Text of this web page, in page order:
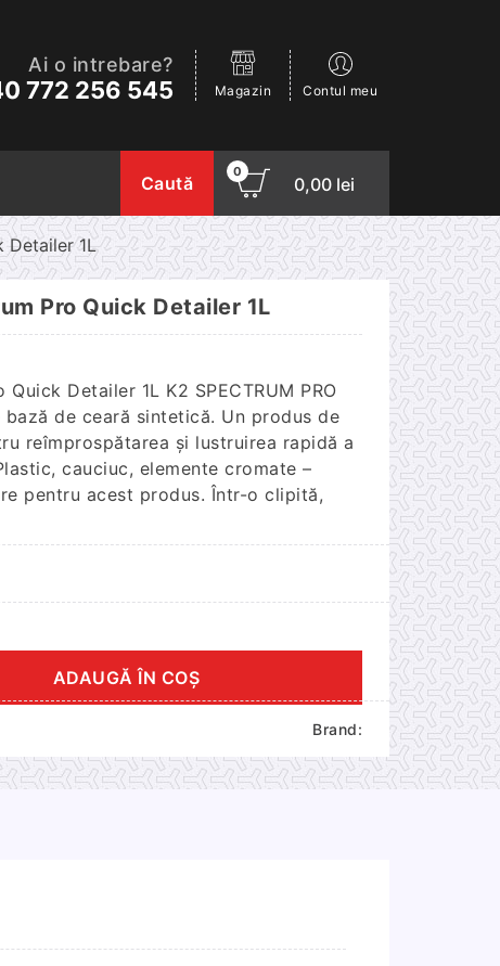
Ai o intrebare?
772 256 545 Magazin Contul meu
Caută
0
0,00 lei
Detailer 1L
Pro Quick Detailer 1L
Detailer 1L K2 SPECTRUM PRO
de ceară sintetică. Un produs de
reîmprospătarea și lustruirea rapidă a
cauciuc, elemente cromate –
pentru acest produs. Într-o clipită,
ADAUGĂ ÎN COȘ
Brand: